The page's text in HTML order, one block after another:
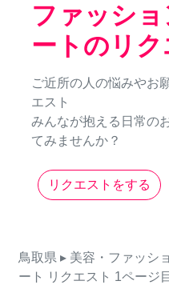
ファッシ
ートのリク
ご近所の人の悩みやお
エスト
みんなが抱える日常の
てみませんか？
リクエストをする
鳥取県 ▸ 美容・ファッシ
ート
リクエスト 1ページ目